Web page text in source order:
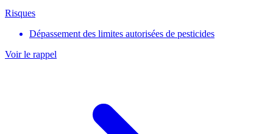
Risques
Dépassement des limites autorisées de pesticides
Voir le rappel